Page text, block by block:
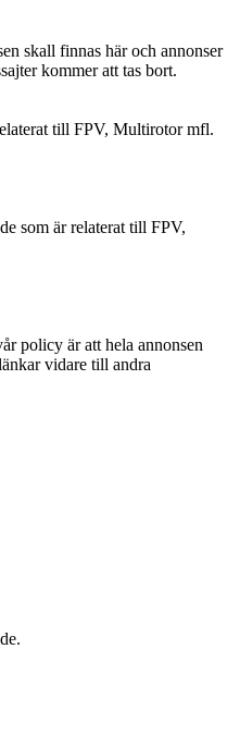
skall finnas här och annonser
kommer att tas bort.
till FPV, Multirotor mfl.
som är relaterat till FPV,
policy är att hela annonsen
vidare till andra